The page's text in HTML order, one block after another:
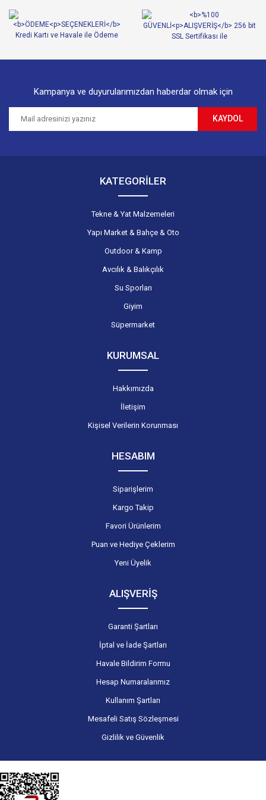
Ürün bilgilerinde hatalar bulunuyor.
Ürün fiyatı diğer sitelerden daha pahalı.
Kampanya ve duyurularımızdan haberdar olmak için
KAYDOL
KATEGORİLER
Tekne & Yat Malzemeleri
Yapı Market & Bahçe & Oto
Outdoor & Kamp
Avcılık & Balıkçılık
Su Sporları
Giyim
Süpermarket
KURUMSAL
Hakkımızda
İletişim
Kişisel Verilerin Korunması
HESABIM
Siparişlerim
Kargo Takip
Favori Ürünlerim
Puan ve Hediye Çeklerim
Yeni Üyelik
ALIŞVERİŞ
Garanti Şartları
İptal ve İade Şartları
Havale Bildirim Formu
Hesap Numaralarımız
Kullanım Şartları
Mesafeli Satış Sözleşmesi
Gizlilik ve Güvenlik